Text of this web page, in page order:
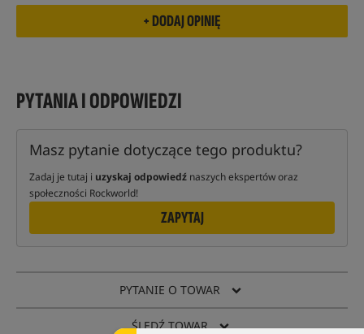
PYTANIA I ODPOWIEDZI
Masz pytanie dotyczące tego produktu?
Zadaj je tutaj i uzyskaj odpowiedź naszych ekspertów oraz
społeczności Rockworld!
ZAPYTAJ
PYTANIE O TOWAR
ŚLEDŹ TOWAR